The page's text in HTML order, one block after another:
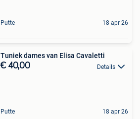
Putte 18 apr 26
Tuniek dames van Elisa Cavaletti
€ 40,00 Details
Putte 18 apr 26